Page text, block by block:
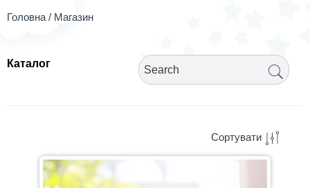
Головна / Магазин
Каталог Що ти шукаєш?
Сортувати